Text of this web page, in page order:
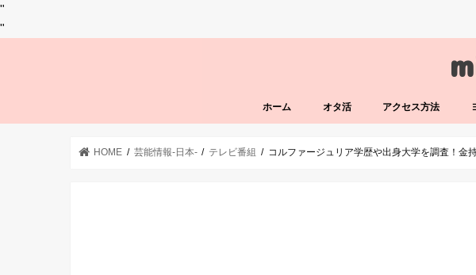
"
"
ホーム オタ活 アクセス方法
HOME 芸能情報-日本- テレビ番組 コルファージュリア学歴や出身大学を調査！金